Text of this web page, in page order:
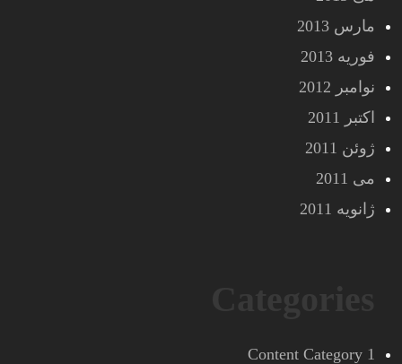
مارس 2013
فوریه 2013
نوامبر 2012
اکتبر 2011
ژوئن 2011
می 2011
ژانویه 2011
Content Category 1